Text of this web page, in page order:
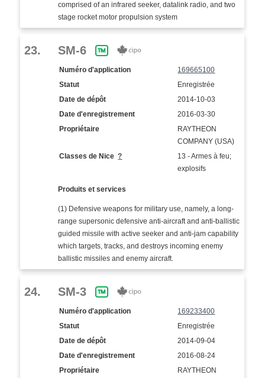
comprised of an infrared seeker, datalink radio, and two
stage rocket motor propulsion system
23. SM-6
Numéro d'application
169665100
Statut
Enregistrée
Date de dépôt
2014-10-03
Date d'enregistrement
2016-03-30
Propriétaire
RAYTHEON
COMPANY (USA)
Classes de Nice?
13 - Armes à feu;
explosifs
Produits et services
(1) Defensive weapons for military use, namely, a long-
range supersonic defensive anti-aircraft and anti-ballistic
guided missile with active seeker and anti-jam capability
which targets, tracks, and destroys incoming enemy
ballistic missiles and enemy aircraft.
24. SM-3
Numéro d'application
169233400
Statut
Enregistrée
Date de dépôt
2014-09-04
Date d'enregistrement
2016-08-24
Propriétaire
RAYTHEON